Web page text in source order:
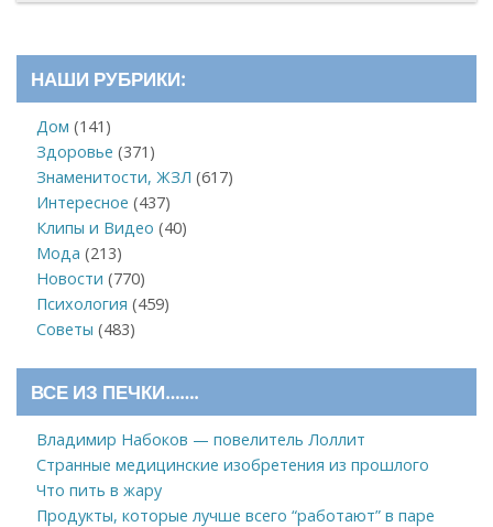
НАШИ РУБРИКИ:
Дом (141)
Здоровье (371)
Знаменитости, ЖЗЛ (617)
Интересное (437)
Клипы и Видео (40)
Мода (213)
Новости (770)
Психология (459)
Советы (483)
ВСЕ ИЗ ПЕЧКИ…….
Владимир Набоков — повелитель Лоллит
Странные медицинские изобретения из прошлого
Что пить в жару
Продукты, которые лучше всего “работают” в паре